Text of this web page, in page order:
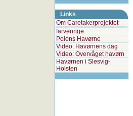
Links
Om Caretakerprojektet
farveringe
Polens Havørne
Video: Havørnens dag
Video: Overvåget havørn
Havørnen i Slesvig-
Holsten